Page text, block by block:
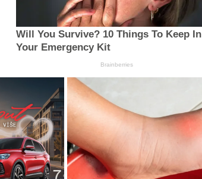
Will You Survive? 10 Things To Keep In
Your Emergency Kit
Brainberries